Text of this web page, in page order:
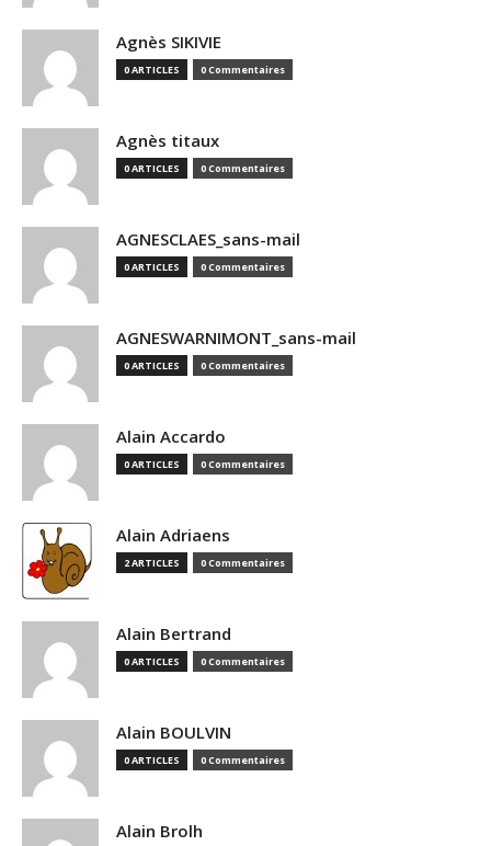
Agnès SIKIVIE
0 ARTICLES 0 Commentaires
Agnès titaux
0 ARTICLES 0 Commentaires
AGNESCLAES_sans-mail
0 ARTICLES 0 Commentaires
AGNESWARNIMONT_sans-mail
0 ARTICLES 0 Commentaires
Alain Accardo
0 ARTICLES 0 Commentaires
Alain Adriaens
2 ARTICLES 0 Commentaires
Alain Bertrand
0 ARTICLES 0 Commentaires
Alain BOULVIN
0 ARTICLES 0 Commentaires
Alain Brolh